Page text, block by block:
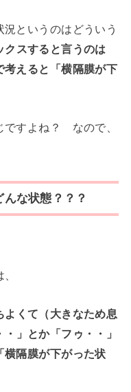
というのはどういう
クスすると言うのは
考えると「横隔膜が下
ですよね？ なので、
な状態？？？
くて（大きなため息
・」とか「フゥ・・」
横隔膜が下がった状